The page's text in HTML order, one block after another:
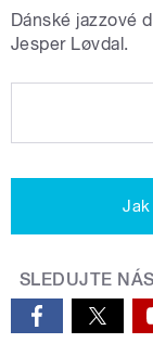
Dánské jazzové
Jesper Løvdal.
SLEDUJTE NÁS